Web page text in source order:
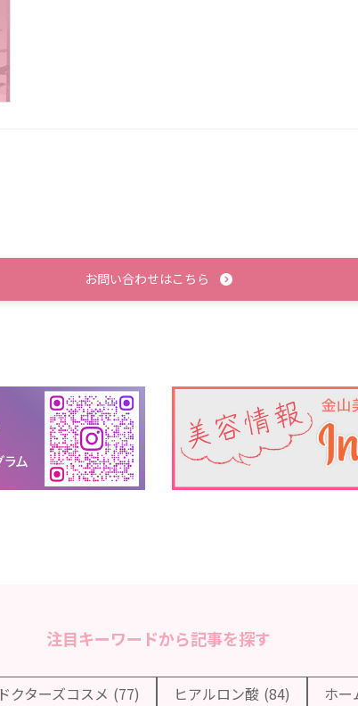
お問い合わせはこちら
注目キーワードから記事を探す
ドクターズコスメ (77) ヒアルロン酸 (84) ホー